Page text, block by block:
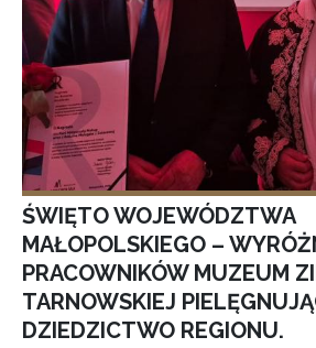
ŚWIĘTO WOJEWÓDZTWA
MAŁOPOLSKIEGO –
PRACOWNIKÓW MUZEUM
TARNOWSKIEJ
DZIEDZICTWO REGIONU.